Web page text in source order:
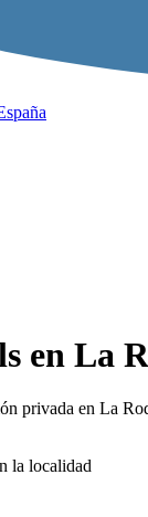
en La
privada en La
la localidad